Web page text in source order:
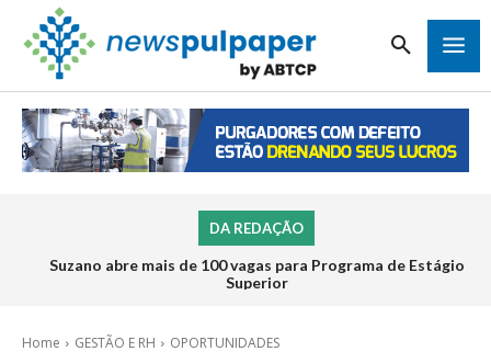
DA REDAÇÃO
Suzano abre mais de 100 vagas para Programa de Estágio
Superior
Home GESTÃO E RH OPORTUNIDADES